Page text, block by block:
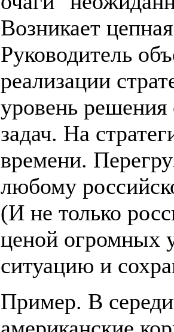
Возникает
Руководитель
реализации
уровень решения
задач. На
времени.
любому
(И не только
ценой огромных
ситуацию и
Пример. В